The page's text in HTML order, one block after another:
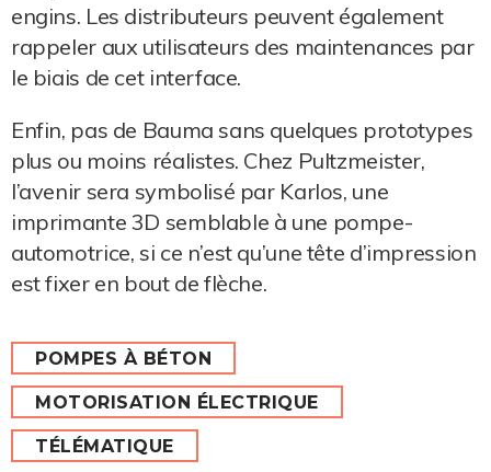
engins. Les distributeurs peuvent également
rappeler aux utilisateurs des maintenances par
le biais de cet interface.
Enfin, pas de Bauma sans quelques prototypes
plus ou moins réalistes. Chez Pultzmeister,
l’avenir sera symbolisé par Karlos, une
imprimante 3D semblable à une pompe-
automotrice, si ce n’est qu’une tête d’impression
est fixer en bout de flèche.
POMPES À BÉTON
MOTORISATION ÉLECTRIQUE
TÉLÉMATIQUE